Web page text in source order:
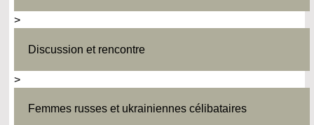
>
Discussion et rencontre
>
Femmes russes et ukrainiennes célibataires